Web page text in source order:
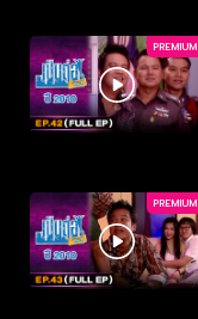
PREMIUM
PREMIUM